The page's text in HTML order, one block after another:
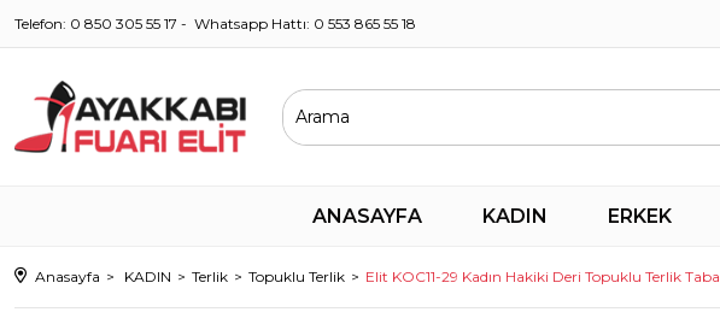
Telefon: 0 850 305 55 17 - Whatsapp Hattı: 0 553 865 55 18
ANASAYFA KADIN ERKEK
Anasayfa KADIN Terlik Topuklu Terlik Elit KOC11-29 Kadın Hakiki Deri Topuklu Terlik Taba